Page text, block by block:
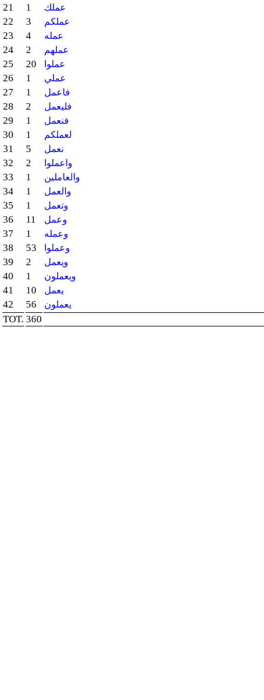
21 1 عملك
22 3 عملكم
23 4 عمله
24 2 عملهم
25 20 عملوا
26 1 عملي
27 1 فاعمل
28 2 فليعمل
29 1 فنعمل
30 1 لعملكم
31 5 نعمل
32 2 واعملوا
33 1 والعاملين
34 1 والعمل
35 1 وتعمل
36 11 وعمل
37 1 وعمله
38 53 وعملوا
39 2 ويعمل
40 1 ويعملون
41 10 يعمل
42 56 يعملون
TOT. 360